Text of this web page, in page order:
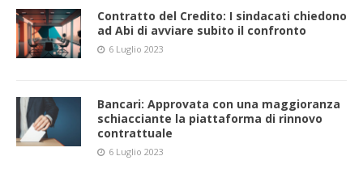
Contratto del Credito: I sindacati chiedono
ad Abi di avviare subito il confronto
6 Luglio 2023
Bancari: Approvata con una maggioranza
schiacciante la piattaforma di rinnovo
contrattuale
6 Luglio 2023